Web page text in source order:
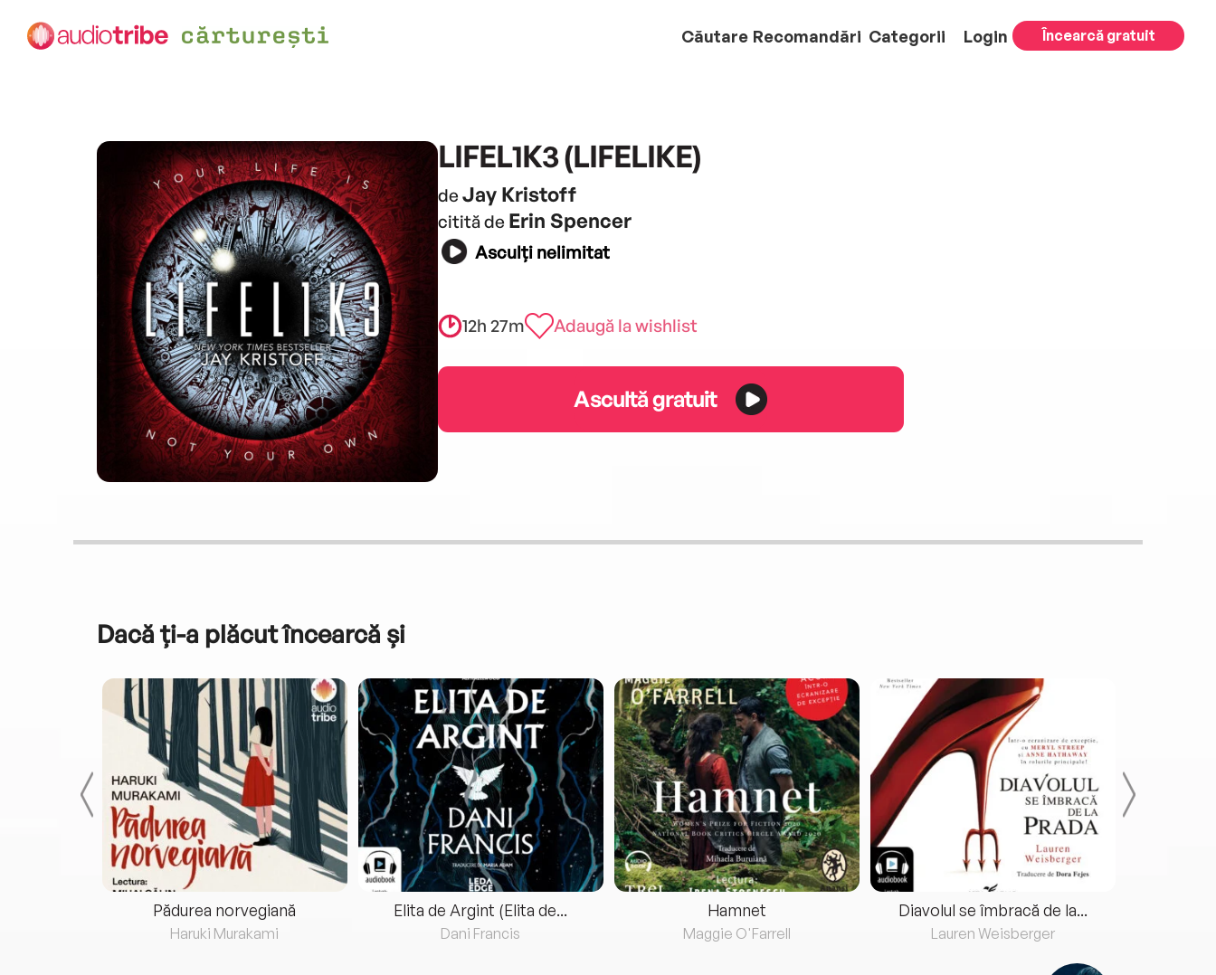
Căutare Recomandări Categorii Login Încearcă gratuit
LIFEL1K3 (LIFELIKE)
de Jay Kristoff
citită de Erin Spencer
Asculți nelimitat
12h 27m Adaugă la wishlist
Ascultă gratuit
Dacă ți-a plăcut încearcă și
Pădurea norvegiană
Haruki Murakami
Elita de Argint (Elita de...
Dani Francis
Hamnet
Maggie O'Farrell
Diavolul se îmbracă de la...
Lauren Weisberger